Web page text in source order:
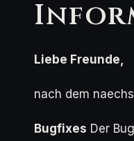
Liebe Freunde,
nach dem
Bugfixes Der